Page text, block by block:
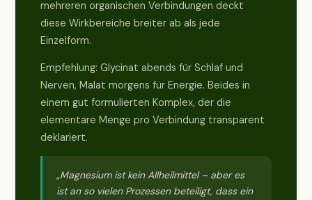
mehreren organischen Verbindungen deckt
diese Wirkbereiche breiter ab als jede
Einzelform.
Empfehlung: Glycinat abends für Schlaf und
Nerven, Malat morgens für Energie. Beides in
einem gut formulierten Komplex, der die
elementare Menge pro Verbindung transparent
deklariert.
„Magnesium ist kein Allheilmittel – aber es
ist an so vielen Prozessen beteiligt, dass ein